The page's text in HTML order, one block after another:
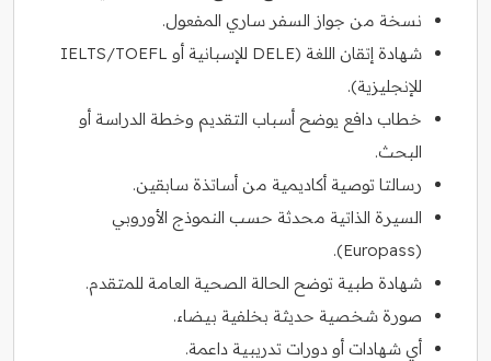
نسخة من جواز السفر ساري المفعول.
شهادة إتقان اللغة (DELE للإسبانية أو IELTS/TOEFL
للإنجليزية).
خطاب دافع يوضح أسباب التقديم وخطة الدراسة أو
البحث.
رسالتا توصية أكاديمية من أساتذة سابقين.
السيرة الذاتية محدثة حسب النموذج الأوروبي
(Europass).
شهادة طبية توضح الحالة الصحية العامة للمتقدم.
صورة شخصية حديثة بخلفية بيضاء.
أي شهادات أو دورات تدريبية داعمة.